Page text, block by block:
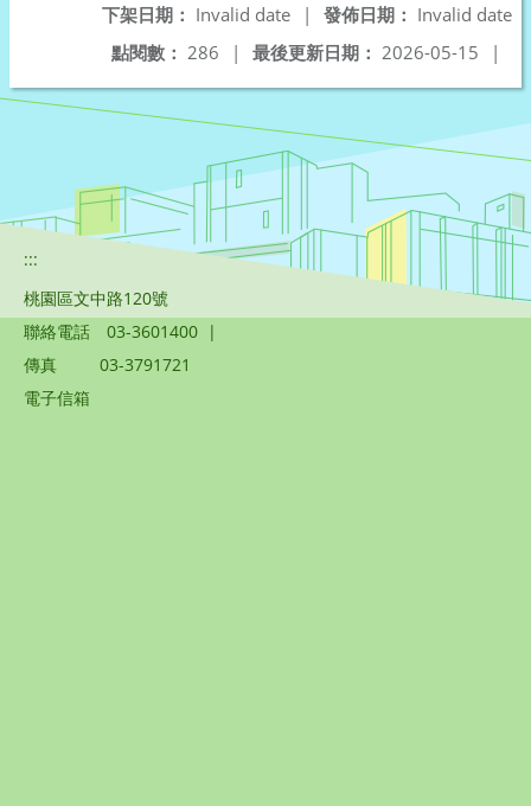
發佈日期： Invalid date
下架日期： Invalid date
|
最後更新日期： 2026-05-15 |
點閱數： 286 |
:::
桃園區文中路120號
聯絡電話
03-3601400 |
傳真
03-3791721
電子信箱